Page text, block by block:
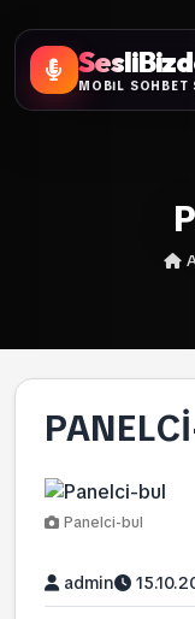
MOBİL SOHBET
Panelci-bul
admin